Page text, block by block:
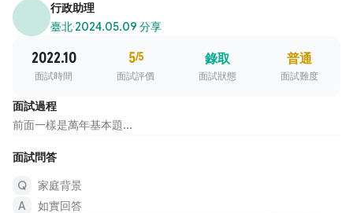
行政助理
臺北·2024.05.09 分享
2022.10
面試時間
5/5
面試評價
錄取
面試狀態
普通
面試難度
面試過程
前面一樣是萬年基本題...
面試問答
家庭背景
如實回答